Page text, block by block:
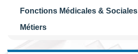
Fonctions Médicales & Sociales
Métiers